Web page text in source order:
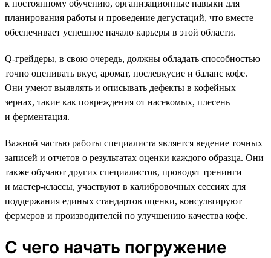
к постоянному обучению, организационные навыки для
планирования работы и проведение дегустаций, что вместе
обеспечивает успешное начало карьеры в этой области.
Q-грейдеры, в свою очередь, должны обладать способностью
точно оценивать вкус, аромат, послевкусие и баланс кофе.
Они умеют выявлять и описывать дефекты в кофейных
зернах, такие как повреждения от насекомых, плесень
и ферментация.
Важной частью работы специалиста является ведение точных
записей и отчетов о результатах оценки каждого образца. Они
также обучают других специалистов, проводят тренинги
и мастер-классы, участвуют в калибровочных сессиях для
поддержания единых стандартов оценки, консультируют
фермеров и производителей по улучшению качества кофе.
С чего начать погружение